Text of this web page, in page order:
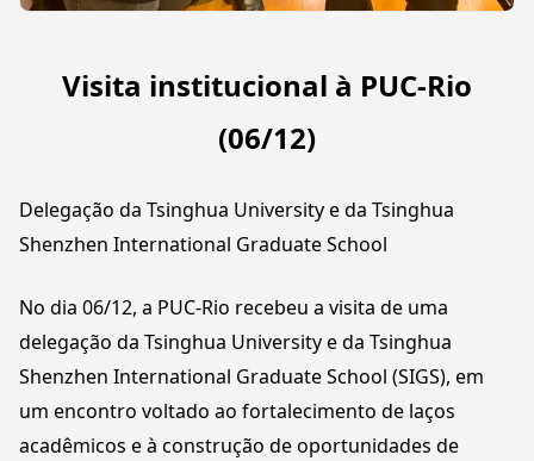
Visita institucional à PUC-Rio
(06/12)
Delegação da Tsinghua University e da Tsinghua
Shenzhen International Graduate School
No dia 06/12, a PUC-Rio recebeu a visita de uma
delegação da Tsinghua Universitye da Tsinghua
Shenzhen International Graduate School (SIGS), em
um encontro voltado ao fortalecimento de laços
acadêmicos e à construção de oportunidades de